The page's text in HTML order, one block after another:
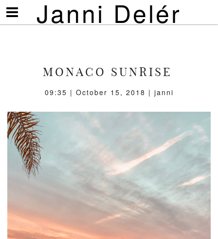
Janni Delér
Visa/göm
meny
MONACO SUNRISE
09:35 | October 15, 2018 | janni